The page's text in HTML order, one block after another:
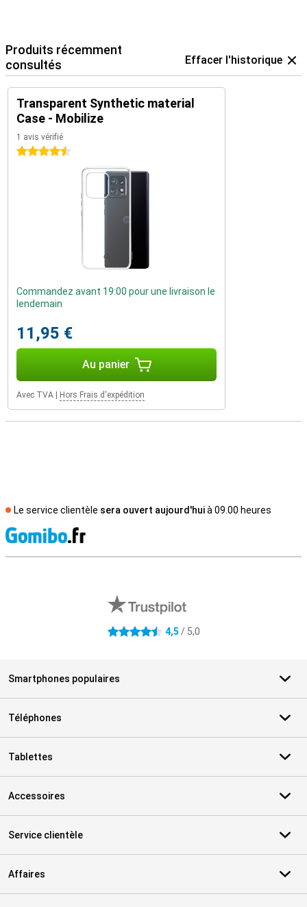
Produits récemment
consultés
Effacer l'historique
Transparent Synthetic material
Case - Mobilize
1 avis vérifié
4.5 étoiles
Commandez avant 19:00 pour une livraison le
lendemain
11,95 €
Au panier
Avec TVA Hors Frais d'expédition
Le service clientèle sera ouvert aujourd'huià 09.00 heures
4.5 étoiles 4,5 / 5,0
Smartphones populaires
Téléphones
Tablettes
Accessoires
Service clientèle
Affaires